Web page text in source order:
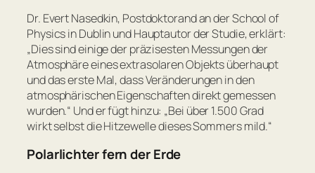
Dr. Evert Nasedkin, Postdoktorand an der School of
Physics in Dublin und Hauptautor der Studie, erklärt:
„Dies sind einige der präzisesten Messungen der
Atmosphäre eines extrasolaren Objekts überhaupt
und das erste Mal, dass Veränderungen in den
atmosphärischen Eigenschaften direkt gemessen
wurden.“ Und er fügt hinzu: „Bei über 1.500 Grad
wirkt selbst die Hitzewelle dieses Sommers mild.“
Polarlichter fern der Erde